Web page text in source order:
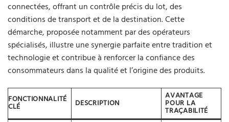
connectées, offrant un contrôle précis du lot, des
conditions de transport et de la destination. Cette
démarche, proposée notamment par des opérateurs
spécialisés, illustre une synergie parfaite entre tradition et
technologie et contribue à renforcer la confiance des
consommateurs dans la qualité et l’origine des produits.
FONCTIONNALITÉ
CLÉ DESCRIPTION
AVANTAGE
POUR LA
TRAÇABILITÉ